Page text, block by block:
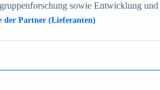
70+
sowie Entwicklung
der Partner (Lieferanten)